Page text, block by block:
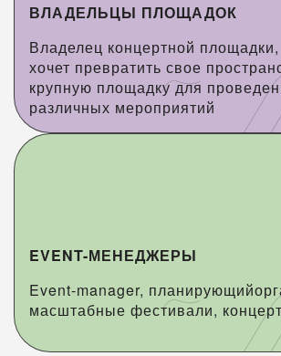
ВЛАДЕЛЬЦЫ ПЛОЩАДОК
Владелец концертной
хочет превратить свое
крупную площадку для
различных мероприятий
EVENT-МЕНЕДЖЕРЫ
Event-manager,
масштабные фестивали,